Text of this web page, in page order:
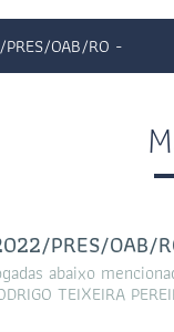
OAB/RO -
PRES/OAB/
abaixo
TEIXEIRA